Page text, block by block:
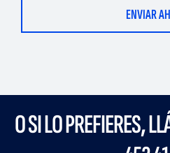
O SI LO PREFIERES,